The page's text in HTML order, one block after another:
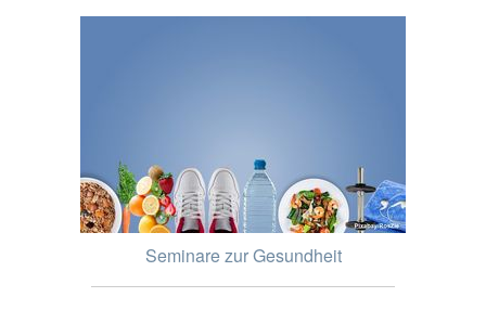
Seminare zur Gesundheit